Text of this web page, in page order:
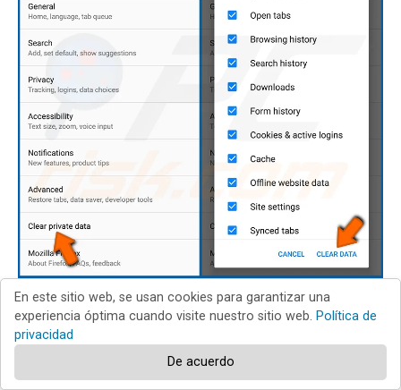
Desplázate hacia abajo hasta que veas "Borrar datos
privados
BORRAR DATOS
En este sitio web, se usan cookies para garantizar una
experiencia óptima cuando visite nuestro sitio web. Política de
privacidad
De acuerdo